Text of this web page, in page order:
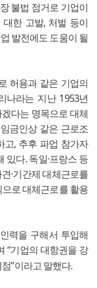
불법 점거로 기업이
한 고발, 처벌 등이
발전에도 도움이 될
허용과 같은 기업의
나라는 지난 1953년
다는 명목으로 대체
금인상 같은 근로조
고, 추후 파업 참가자
있다. 독일·프랑스 등
·기간제 대체근로를
로 대체근로를 활용
력을 구해서 투입해
“기업의 대항권을 강
”이라고 말했다.